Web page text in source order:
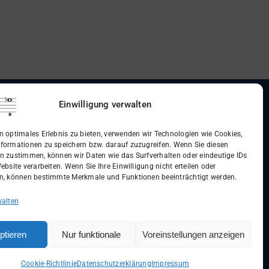
Einwilligung verwalten
optimales Erlebnis zu bieten, verwenden wir Technologien wie Cookies,
zu speichern bzw. darauf zuzugreifen. Wenn Sie diesen
zustimmen, können wir Daten wie das Surfverhalten oder eindeutige IDs
verarbeiten. Wenn Sie Ihre Einwilligung nicht erteilen oder
können bestimmte Merkmale und Funktionen beeinträchtigt werden.
Nur funktionale Voreinstellungen anzeigen
Cookie-RichtlinieDatenschutzerklärung Impressum
(AGB)